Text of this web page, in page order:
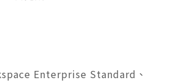
Enterprise Standard、